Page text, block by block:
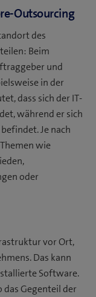
Outsourcing
des
Beim
und
in der
dass sich der IT-
während er sich
Je nach
wie
oder
vor Ort,
Das kann
Software.
das Gegenteil der